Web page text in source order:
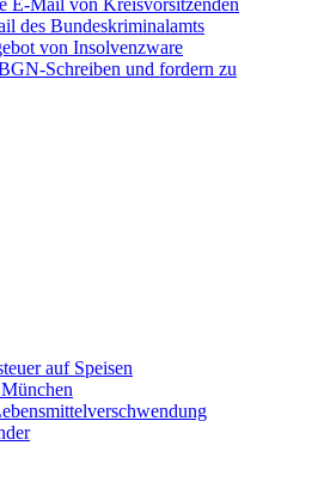
E-Mail von Kreisvorsitzenden
des Bundeskriminalamts
von Insolvenzware
Schreiben und fordern zu
auf Speisen